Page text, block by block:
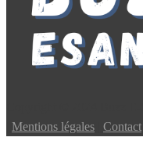
Mentions légales Contact